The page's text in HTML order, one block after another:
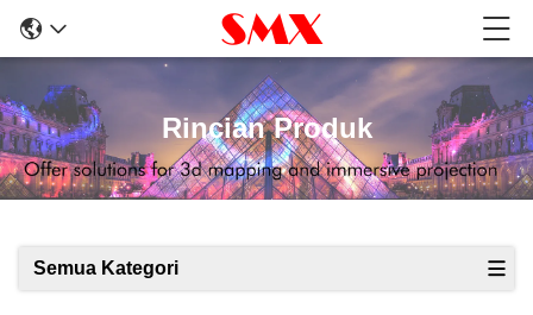
Rincian Produk
Semua Kategori